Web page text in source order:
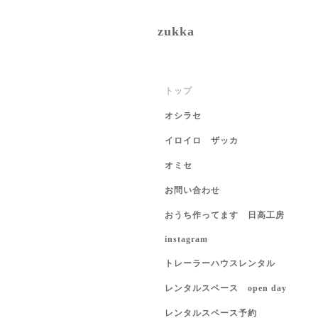
zukka
トップ
オシラセ
イロイロ ザッカ
オミセ
お問い合わせ
おうち作ってます 日高工房
instagram
トレーラーハウスレンタル
レンタルスペース open day
レンタルスペース予約